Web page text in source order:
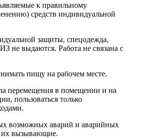
к правильному
средств индивидуальной
защиты, спецодежда,
не выдаются. Работа не связана с
пищу на рабочем месте.
перемещения в помещении и на
пользоваться только
возможных аварий и аварийных
вызывающие.